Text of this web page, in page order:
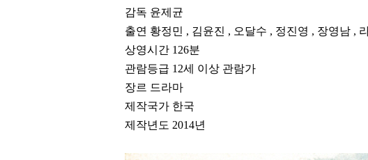
감독 윤제균
출연 황정민 , 김윤진 , 오달수 , 정진영 , 장영남 ,
상영시간 126분
관람등급 12세 이상 관람가
장르 드라마
제작국가 한국
제작년도 2014년